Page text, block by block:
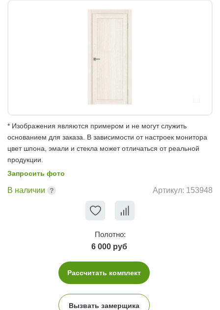
* Изображения являются примером и не могут служить
основанием для заказа. В зависимости от настроек монитора
цвет шпона, эмали и стекла может отличаться от реальной
продукции.
Запросить фото
В наличии Артикул: 153948
Полотно:
6 000 руб
Рассчитать комплект
Вызвать замерщика